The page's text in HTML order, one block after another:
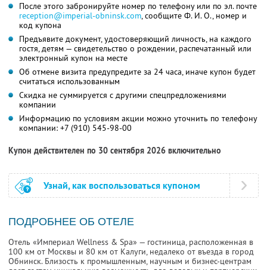
После этого забронируйте номер по телефону или по эл. почте
reception@imperial-obninsk.com,сообщите Ф. И. О.,номер и
код купона
Предъявите документ, удостоверяющий личность, на каждого
гостя, детям — свидетельство о рождении, распечатанный или
электронный купон на месте
Об отмене визита предупредите за 24 часа, иначе купон будет
считаться использованным
Скидка не суммируется с другими спецпредложениями
компании
Информацию по условиям акции можно уточнить по телефону
компании: +7 (910) 545-98-00
Купон действителен по 30 сентября 2026 включительно
Узнай, как воспользоваться купоном
ПОДРОБНЕЕ ОБ ОТЕЛЕ
Отель «Империал Wellness & Spa» — гостиница, расположенная в
100 км от Москвы и 80 км от Калуги, недалеко от въезда в город
Обнинск. Близость к промышленным, научным и бизнес-центрам